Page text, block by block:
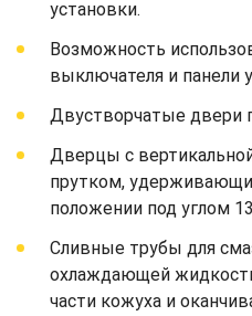
установки.
Возможность
выключателя и панели
Двустворчатые двери
Дверцы с
прутком,
положении под углом
Сливные трубы для
охлаждающей
части кожуха и